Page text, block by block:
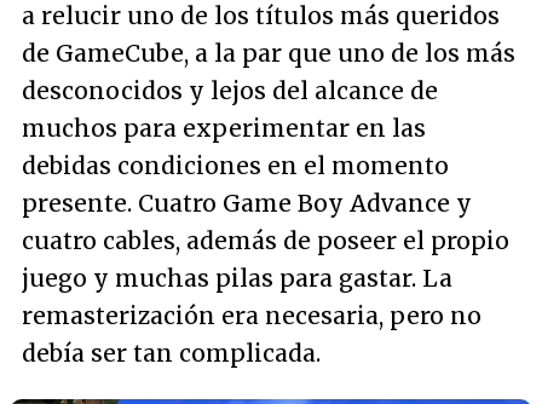
a relucir uno de los títulos más queridos
de GameCube, a la par que uno de los más
desconocidos y lejos del alcance de
muchos para experimentar en las
debidas condiciones en el momento
presente. Cuatro Game Boy Advance y
cuatro cables, además de poseer el propio
juego y muchas pilas para gastar. La
remasterización era necesaria, pero no
debía ser tan complicada.